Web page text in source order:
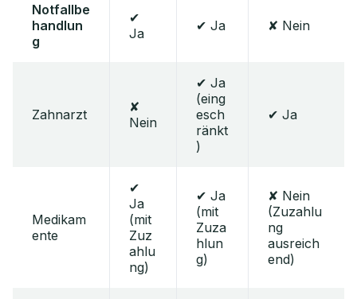
Notfallbe
handlun
g
✔
Ja
✔ Ja ✘ Nein
Zahnarzt
✘
Nein
✔ Ja
(eing
esch
ränkt
)
✔ Ja
Medikam
ente
✔
Ja
(mit
Zuz
ahlu
ng)
✔ Ja
(mit
Zuza
hlun
g)
✘ Nein
(Zuzahlu
ng
ausreich
end)